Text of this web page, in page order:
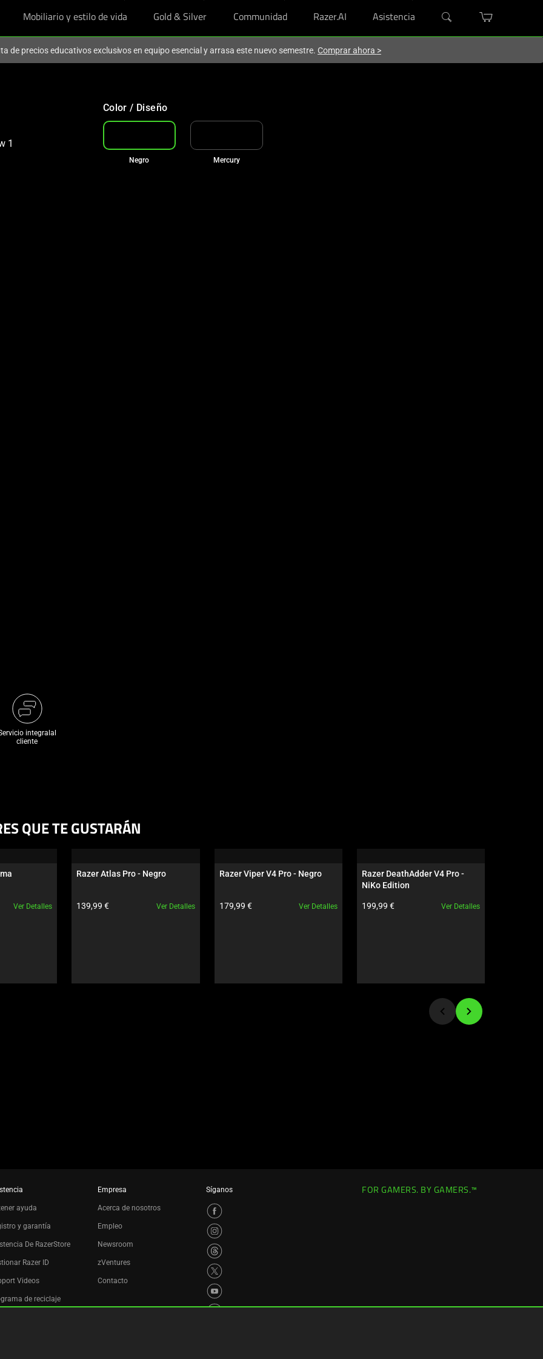
Mobiliario y estilo de vida Gold & Silver Communidad Razer.AI Asistencia
de precios educativos exclusivos en equipo esencial y arrasa este nuevo semestre. Comprar ahora >
integralal
cliente
Color / Diseño
Negro Mercury
QUE TE GUSTARÁN
Ver Detalles
Razer Atlas Pro - Negro
Precio del producto:
139,99 € Ver Detalles
Razer Viper V4 Pro - Negro
Precio del producto:
179,99 € Ver Detalles
Razer DeathAdder V4 Pro -
NiKo Edition
Precio del producto:
199,99 € Ver Detalles
ayuda
y garantía
De RazerStore
Razer ID
Videos
de reciclaje
Empresa
Acerca de nosotros
Empleo
Newsroom
zVentures
Contacto
Síganos FOR GAMERS. BY GAMERS.™